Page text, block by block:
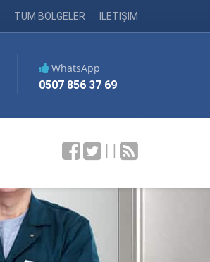
TÜM BÖLGELER İLETİŞİM
WhatsApp
0507 856 37 69